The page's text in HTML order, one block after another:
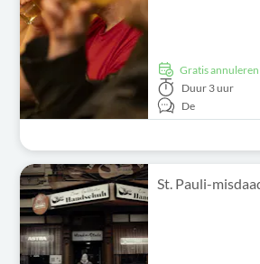
Gratis annuleren
Duur 3 uur
De
St. Pauli-